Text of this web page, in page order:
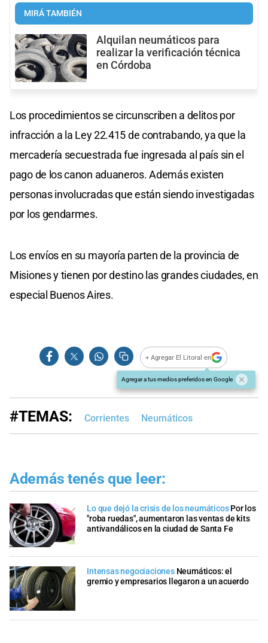
MIRÁ TAMBIÉN
Alquilan neumáticos para
realizar la verificación técnica
en Córdoba
Los procedimientos se circunscriben a delitos por
infracción a la Ley 22.415 de contrabando, ya que la
mercadería secuestrada fue ingresada al país sin el
pago de los canon aduaneros. Además existen
personas involucradas que están siendo investigadas
por los gendarmes.
Los envíos en su mayoría parten de la provincia de
Misiones y tienen por destino las grandes ciudades, en
especial Buenos Aires.
+ Agregar El Litoral en
Agregar a tus medios preferidos en Google
#TEMAS: Corrientes Neumáticos
Además tenés que leer:
Lo que dejó la crisis de los neumáticos Por los
"roba ruedas", aumentaron las ventas de kits
antivandálicos en la ciudad de Santa Fe
Intensas negociaciones Neumáticos: el
gremio y empresarios llegaron a un acuerdo